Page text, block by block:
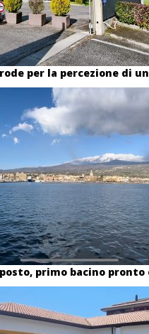
per la percezione di
primo bacino pronto